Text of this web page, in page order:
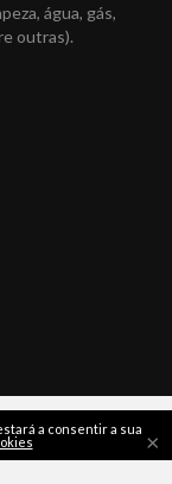
água, gás,
outras).
a consentir a sua ×